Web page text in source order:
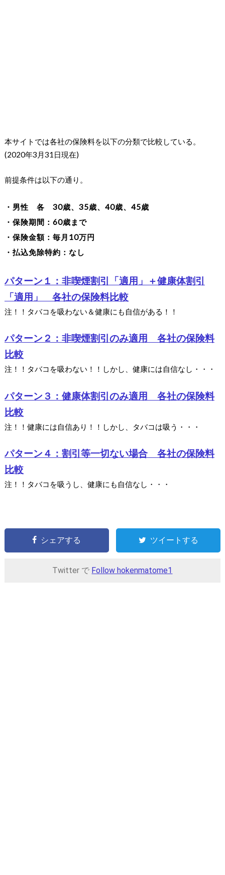
本サイトでは各社の保険料を以下の分類で比較している。
(2020年3月31日現在)
前提条件は以下の通り。
・男性 各 30歳、35歳、40歳、45歳
・保険期間：60歳まで
・保険金額：毎月10万円
・払込免除特約：なし
パターン１：非喫煙割引「適用」＋健康体割引
「適用」 各社の保険料比較
注！！タバコを吸わない＆健康にも自信がある！！
パターン２：非喫煙割引のみ適用 各社の保険料
比較
注！！タバコを吸わない！！しかし、健康には自信なし・・・
パターン３：健康体割引のみ適用 各社の保険料
比較
注！！健康には自信あり！！しかし、タバコは吸う・・・
パターン４：割引等一切ない場合 各社の保険料
比較
注！！タバコを吸うし、健康にも自信なし・・・
シェアする ツイートする
Twitter で Follow hokenmatome1